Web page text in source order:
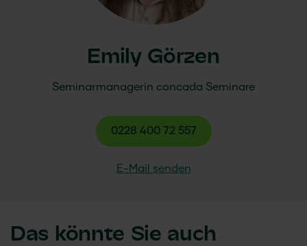
Emily Görzen
Seminarmanagerin concada Seminare
0228 400 72 557
E-Mail senden
Das könnte Sie auch